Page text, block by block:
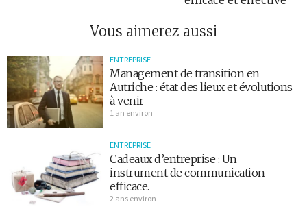
Vous aimerez aussi
ENTREPRISE
Management de transition en
Autriche : état des lieux et évolutions
à venir
1 an environ
ENTREPRISE
Cadeaux d’entreprise : Un
instrument de communication
efficace.
2 ans environ